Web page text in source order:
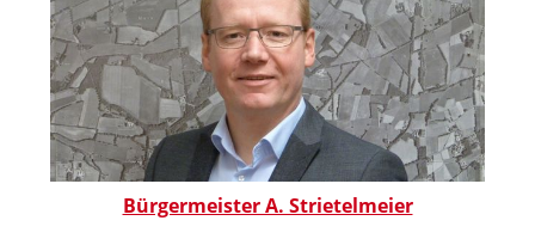
Bürgermeister A. Strietelmeier